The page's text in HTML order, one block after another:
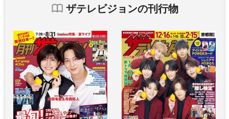
ザテレビジョンの刊行物